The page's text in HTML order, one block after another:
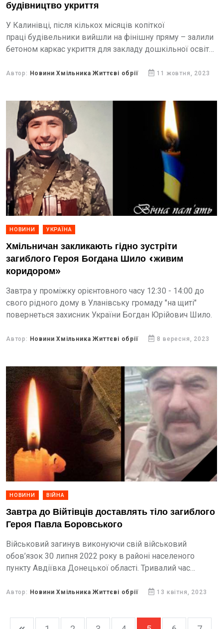
будівництво укриття
У Калинівці, після кількох місяців копіткої
праці будівельники вийшли на фінішну пряму – залили
бетоном каркас укриття для закладу дошкільної освіти
Автор: Новини Хмільника Життєві обрії 11 жовтня, 2023
НОВИНИ УКРАЇНА
Хмільничан закликають гідно зустріти
загиблого Героя Богдана Шило «живим
коридором»
Завтра у проміжку орієнтовного часу 12:30 - 14:00 до
свого рідного дому в Уланівську громаду "на щиті"
повернеться захисник України Богдан Юрійович Шило.
Автор: Новини Хмільника Життєві обрії 8 вересня, 2023
НОВИНИ ВІЙНА
Завтра до Війтівців доставлять тіло загиблого
Героя Павла Боровського
Військовий загинув виконуючи свій військовий
обов’язок 30 липня 2022 року в районі населеного
пункту Авдіївка Донецької області. Тривалий час
Павла Боровського доставлять до рідного...
Автор: Новини Хмільника Життєві обрії 13 квітня, 2023